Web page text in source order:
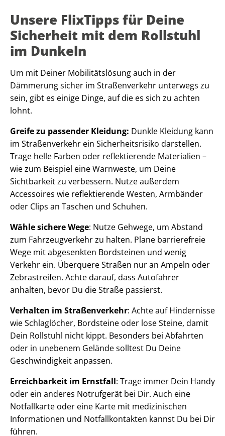
Unsere FlixTipps für Deine
Sicherheit mit dem Rollstuhl
im Dunkeln
Um mit Deiner Mobilitätslösung auch in der
Dämmerung sicher im Straßenverkehr unterwegs zu
sein, gibt es einige Dinge, auf die es sich zu achten
lohnt.
Greife zu passender Kleidung: Dunkle Kleidung kann
im Straßenverkehr ein Sicherheitsrisiko darstellen.
Trage helle Farben oder reflektierende Materialien –
wie zum Beispiel eine Warnweste, um Deine
Sichtbarkeit zu verbessern. Nutze außerdem
Accessoires wie reflektierende Westen, Armbänder
oder Clips an Taschen und Schuhen.
Wähle sichere Wege: Nutze Gehwege, um Abstand
zum Fahrzeugverkehr zu halten. Plane barrierefreie
Wege mit abgesenkten Bordsteinen und wenig
Verkehr ein. Überquere Straßen nur an Ampeln oder
Zebrastreifen. Achte darauf, dass Autofahrer
anhalten, bevor Du die Straße passierst.
Verhalten im Straßenverkehr: Achte auf Hindernisse
wie Schlaglöcher, Bordsteine oder lose Steine, damit
Dein Rollstuhl nicht kippt. Besonders bei Abfahrten
oder in unebenem Gelände solltest Du Deine
Geschwindigkeit anpassen.
Erreichbarkeit im Ernstfall: Trage immer Dein Handy
oder ein anderes Notrufgerät bei Dir. Auch eine
Notfallkarte oder eine Karte mit medizinischen
Informationen und Notfallkontakten kannst Du bei Dir
führen.